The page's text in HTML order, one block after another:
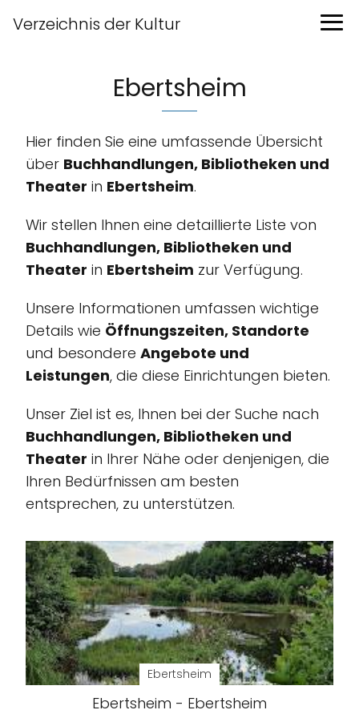
Verzeichnis der Kultur
Ebertsheim
Hier finden Sie eine umfassende Übersicht
über Buchhandlungen, Bibliotheken und
Theater in Ebertsheim.
Wir stellen Ihnen eine detaillierte Liste von
Buchhandlungen, Bibliotheken und
Theater in Ebertsheim zur Verfügung.
Unsere Informationen umfassen wichtige
Details wie Öffnungszeiten, Standorte
und besondere Angebote und
Leistungen, die diese Einrichtungen bieten.
Unser Ziel ist es, Ihnen bei der Suche nach
Buchhandlungen, Bibliotheken und
Theater in Ihrer Nähe oder denjenigen, die
Ihren Bedürfnissen am besten
entsprechen, zu unterstützen.
Ebertsheim
Ebertsheim - Ebertsheim